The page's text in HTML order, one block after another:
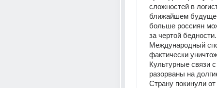
сложностей в
ближайшем
больше россиян
за чертой бедности.
Международный
фактически
Культурные связи
разорваны на
Страну покинули